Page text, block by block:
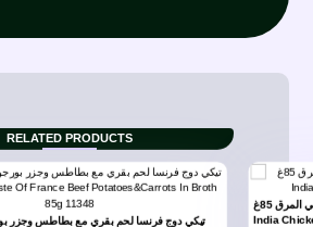
RELATED PRODUCTS
تيكي دوج فرنسا لحم بقري مع بطاطس وجزر
تيكي دوج الهند دجاج المسالا في المرق 85غ – Tiki Dog Taste Of
India